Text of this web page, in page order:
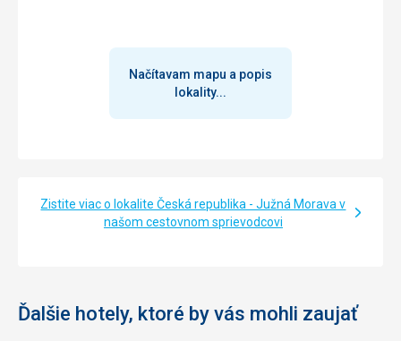
Načítavam mapu a popis
lokality...
Zistite viac o lokalite Česká republika - Južná Morava v
našom cestovnom sprievodcovi
Ďalšie hotely, ktoré by vás mohli zaujať